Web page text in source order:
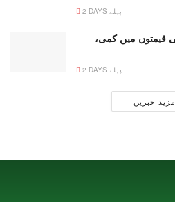
2 DAYS پہلے
قیمتوں میں کمی،
2 DAYS پہلے
مزید خبریں